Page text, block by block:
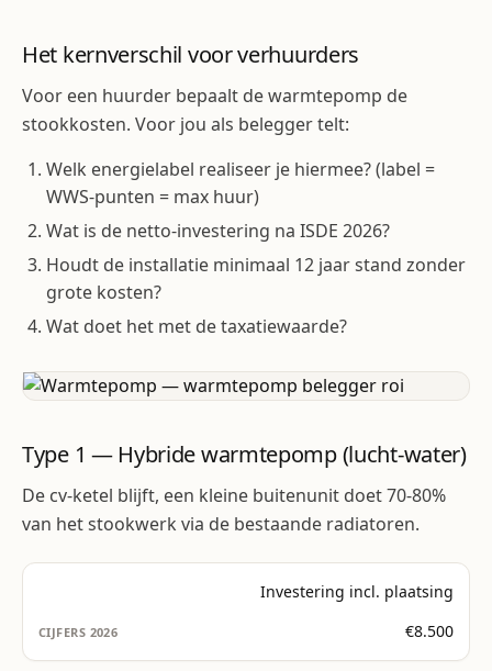
Het kernverschil voor verhuurders
Voor een huurder bepaalt de warmtepomp de
stookkosten. Voor jou als belegger telt:
Welk energielabel realiseer je hiermee? (label =
WWS-punten = max huur)
Wat is de netto-investering na ISDE 2026?
Houdt de installatie minimaal 12 jaar stand zonder
grote kosten?
Wat doet het met de taxatiewaarde?
Type 1 — Hybride warmtepomp (lucht-water)
De cv-ketel blijft, een kleine buitenunit doet 70-80%
van het stookwerk via de bestaande radiatoren.
Investering incl. plaatsing
€8.500